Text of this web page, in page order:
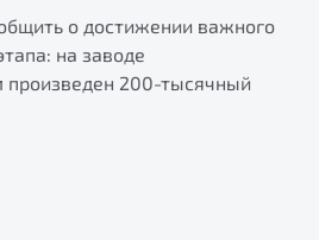
о достижении важного
на заводе
200-тысячный